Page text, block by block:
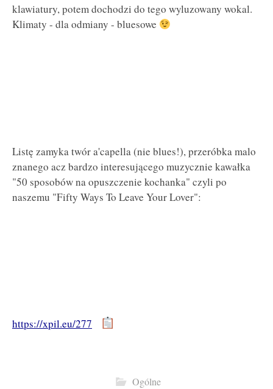
klawiatury, potem dochodzi do tego wyluzowany wokal.
Klimaty - dla odmiany - bluesowe
Listę zamyka twór a'capella (nie blues!), przeróbka malo
znanego acz bardzo interesującego muzycznie kawałka
"50 sposobów na opuszczenie kochanka" czyli po
naszemu "Fifty Ways To Leave Your Lover":
https://xpil.eu/277
Ogólne